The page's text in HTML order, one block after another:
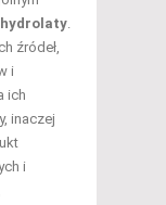
hydrolaty.
źródeł,
i
ich
inaczej
i